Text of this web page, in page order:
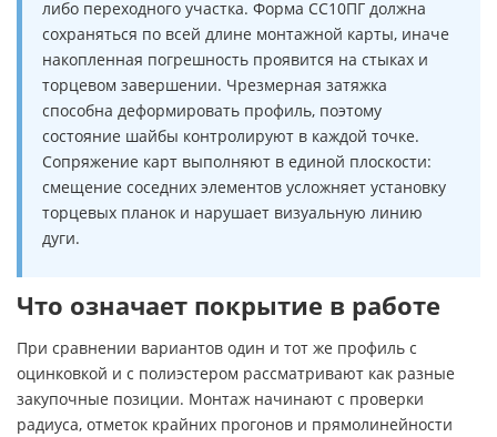
либо переходного участка. Форма СС10ПГ должна
сохраняться по всей длине монтажной карты, иначе
накопленная погрешность проявится на стыках и
торцевом завершении. Чрезмерная затяжка
способна деформировать профиль, поэтому
состояние шайбы контролируют в каждой точке.
Сопряжение карт выполняют в единой плоскости:
смещение соседних элементов усложняет установку
торцевых планок и нарушает визуальную линию
дуги.
Что означает покрытие в работе
При сравнении вариантов один и тот же профиль с
оцинковкой и с полиэстером рассматривают как разные
закупочные позиции. Монтаж начинают с проверки
радиуса, отметок крайних прогонов и прямолинейности